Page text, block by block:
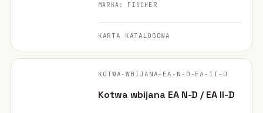
MARKA: FISCHER
KARTA KATALOGOWA
FISCHER ·
ORYGINALNE ZDJĘCIE
KOTWA-WBIJANA-EA-N-D-EA-II-D
Kotwa wbijana EA N-D / EA II-D